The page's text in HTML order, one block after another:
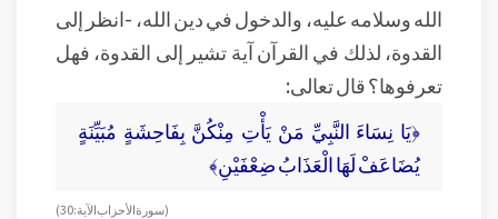
الله وسلامه عليه، والدخول في دين الله، -انظر إلى
القدوة، لذلك في القرآن آية تشير إلى القدوة، فهل
تعرفوها؟ قال تعالى:
﴿يَا نِسَاءَ النَّبِيِّ مَنْ يَأْتِ مِنْكُنَّ بِفَاحِشَةٍ مُبَيِّنَةٍ
يُضَاعَفْ لَهَا الْعَذَابُ ضِعْفَيْنِ﴾
( سورة الأحزاب الآية: 30)